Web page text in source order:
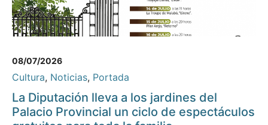
08/07/2026
Cultura, Noticias, Portada
La Diputación lleva a los jardines del
Palacio Provincial un ciclo de espectáculos